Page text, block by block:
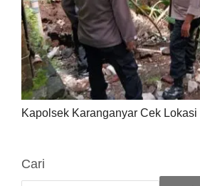
Kapolsek Karanganyar Cek Lokasi
Cari